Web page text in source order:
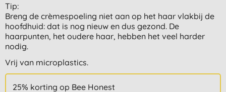
Tip:
Breng de crèmespoeling niet aan op het haar vlakbij de
hoofdhuid: dat is nog nieuw en dus gezond. De
haarpunten, het oudere haar, hebben het veel harder
nodig.
Vrij van microplastics.
25% korting op Bee Honest